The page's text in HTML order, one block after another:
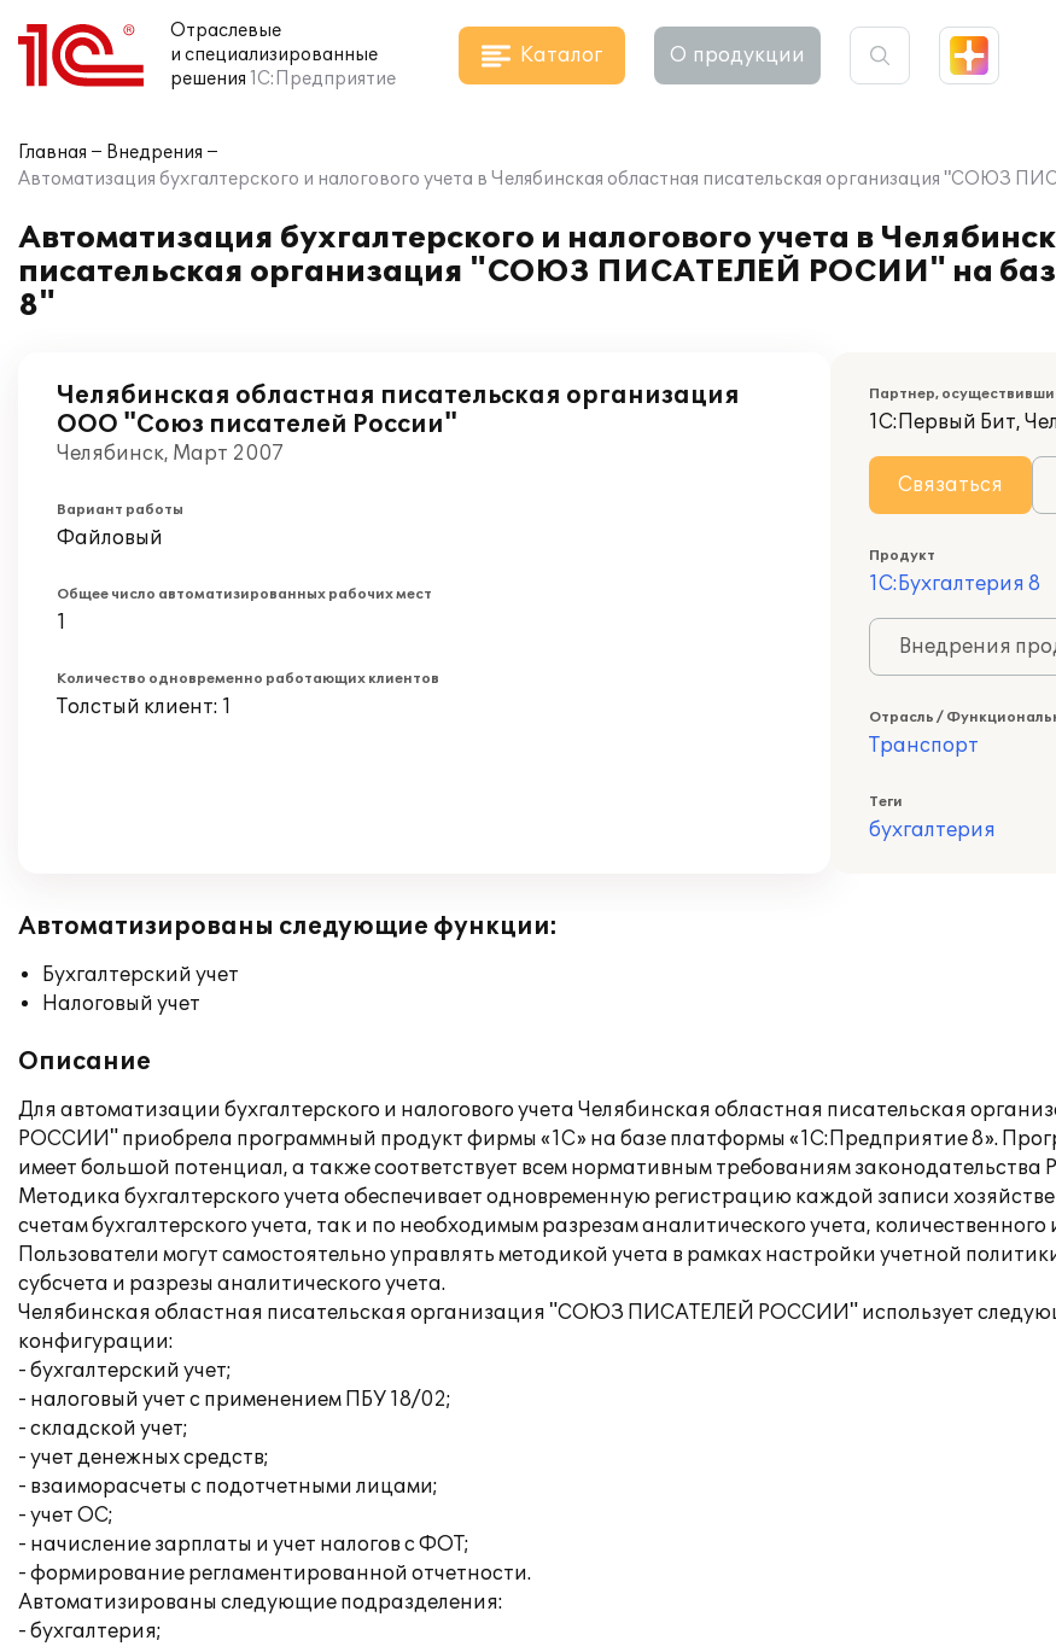
Отраслевые
и специализированные
решения 1С:Предприятие
Каталог О продукции
Главная
Внедрения
Автоматизация бухгалтерского и налогового учета в Челябинская областная писательская организация "СОЮЗ
Автоматизация бухгалтерского и налогового учета в
писательская организация "СОЮЗ ПИСАТЕЛЕЙ РОСИИ" на
8"
Челябинская областная писательская организация
ООО "Союз писателей России"
Челябинск, Март 2007
Вариант работы
Файловый
Общее число автоматизированных рабочих мест
1
Количество одновременно работающих клиентов
Толстый клиент: 1
Партнер,
1С:Первый Бит,
Связаться
Продукт
1С:Бухгалтерия 8
Внедрения
Отрасль /
Транспорт
Теги
бухгалтерия
Автоматизированы следующие функции:
Бухгалтерский учет
Налоговый учет
Описание
Для автоматизации бухгалтерского и налогового учета Челябинская областная писательская
РОССИИ" приобрела программный продукт фирмы «1С» на базе платформы «1С:Предприятие 8».
имеет большой потенциал, а также соответствует всем нормативным требованиям законодательства
Методика бухгалтерского учета обеспечивает одновременную регистрацию каждой записи
счетам бухгалтерского учета, так и по необходимым разрезам аналитического учета, количественного
Пользователи могут самостоятельно управлять методикой учета в рамках настройки учетной
субсчета и разрезы аналитического учета.
Челябинская областная писательская организация "СОЮЗ ПИСАТЕЛЕЙ РОССИИ" использует
конфигурации:
- бухгалтерский учет;
- налоговый учет с применением ПБУ 18/02;
- складской учет;
- учет денежных средств;
- взаиморасчеты с подотчетными лицами;
- учет ОС;
- начисление зарплаты и учет налогов с ФОТ;
- формирование регламентированной отчетности.
Автоматизированы следующие подразделения:
- бухгалтерия;